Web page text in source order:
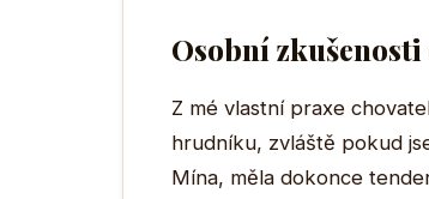
Osobní
Z mé vlastní praxe
hrudníku, zvláště pokud
Mína, měla dokonce